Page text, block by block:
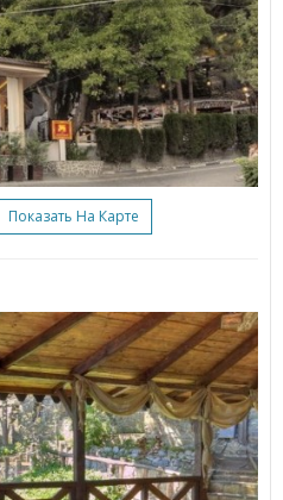
Показать На Карте